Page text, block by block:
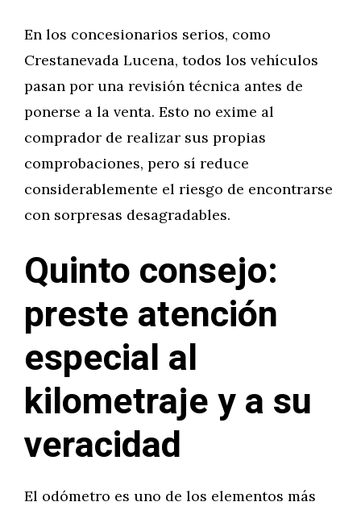
En los concesionarios serios, como
Crestanevada Lucena, todos los vehículos
pasan por una revisión técnica antes de
ponerse a la venta. Esto no exime al
comprador de realizar sus propias
comprobaciones, pero sí reduce
considerablemente el riesgo de encontrarse
con sorpresas desagradables.
Quinto consejo:
preste atención
especial al
kilometraje y a su
veracidad
El odómetro es uno de los elementos más